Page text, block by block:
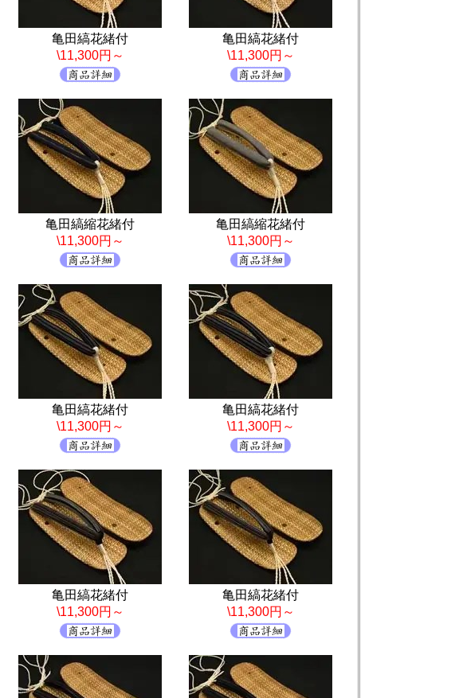
亀田縞花緒付
\11,300円～
亀田縞花緒付
\11,300円～
亀田縞縮花緒付
\11,300円～
亀田縞縮花緒付
\11,300円～
亀田縞花緒付
\11,300円～
亀田縞花緒付
\11,300円～
亀田縞花緒付
\11,300円～
亀田縞花緒付
\11,300円～